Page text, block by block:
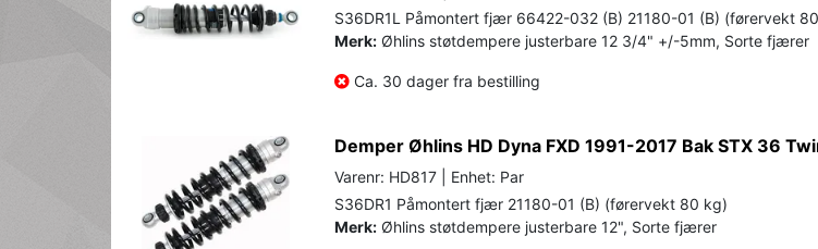
S36DR1L Påmontert fjær 66422-032 (B) 21180-01 (B) (førervekt
Merk: Øhlins støtdempere justerbare 12 3/4" +/-5mm, Sorte fjærer
Ca. 30 dager fra bestilling
Demper Øhlins HD Dyna FXD 1991-2017 Bak STX 36
Varenr: HD817 | Enhet: Par
S36DR1 Påmontert fjær 21180-01 (B) (førervekt 80 kg)
Merk: Øhlins støtdempere justerbare 12", Sorte fjærer